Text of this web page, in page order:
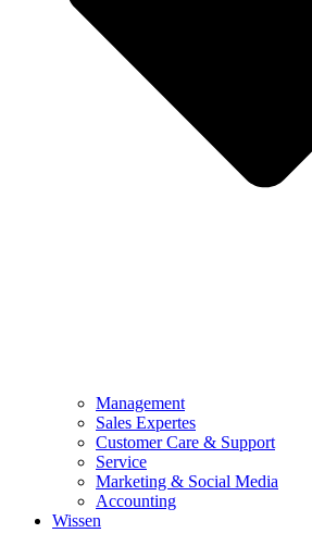
Management
Sales Expertes
Customer Care & Support
Service
Marketing & Social Media
Accounting
Wissen